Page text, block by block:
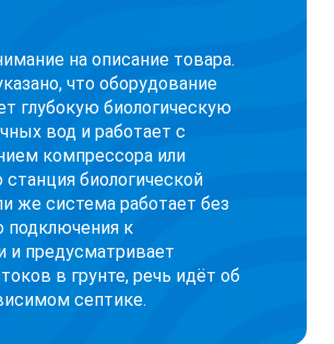
на описание товара.
что оборудование
глубокую биологическую
вод и работает с
компрессора или
станция биологической
же система работает без
подключения к
и предусматривает
в грунте, речь идёт об
септике.